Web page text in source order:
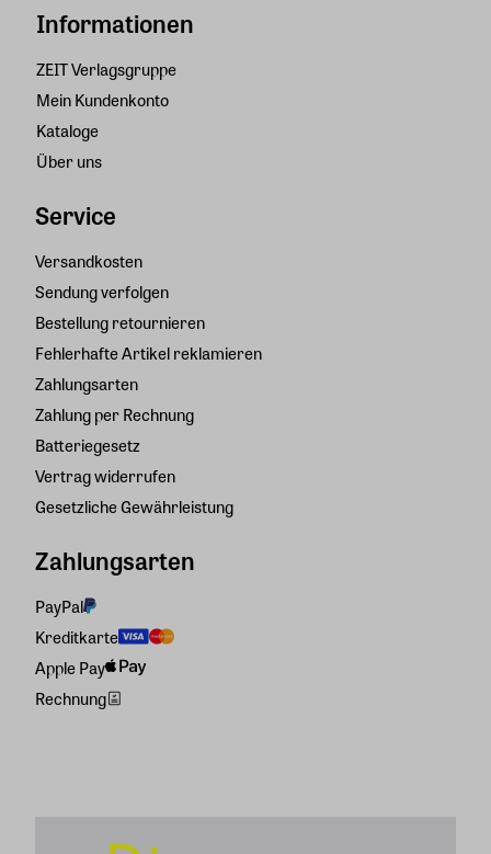
Informationen
ZEIT Verlagsgruppe
Mein Kundenkonto
Kataloge
Über uns
Service
Versandkosten
Sendung verfolgen
Bestellung retournieren
Fehlerhafte Artikel reklamieren
Zahlungsarten
Zahlung per Rechnung
Batteriegesetz
Vertrag widerrufen
Gesetzliche Gewährleistung
Zahlungsarten
PayPal
Kreditkarte
Apple Pay
Rechnung